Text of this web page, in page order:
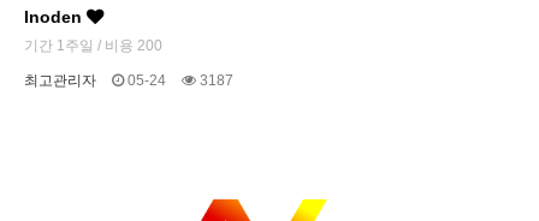
Inoden
기간 1주일 / 비용 200
최고관리자 05-24 3187